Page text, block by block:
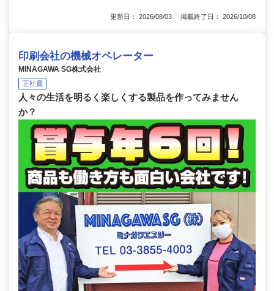
更新日： 2026/08/03 掲載終了日： 2026/10/08
印刷会社の機械オペレーター
MINAGAWA SG株式会社
正社員
人々の生活を明るく楽しくする製品を作ってみません
か？